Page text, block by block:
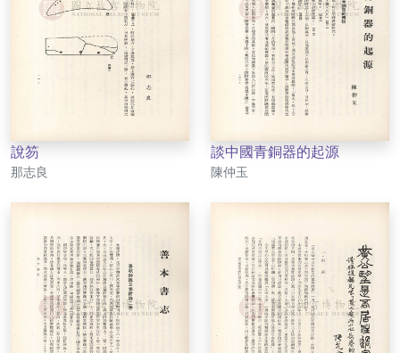
說笏
作者
那志良
談中國青銅器的起源
作者
陳仲玉